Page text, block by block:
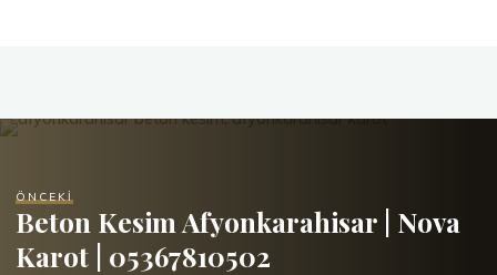
ÖNCEKI
Beton Kesim Afyonkarahisar | Nova
Karot | 05367810502